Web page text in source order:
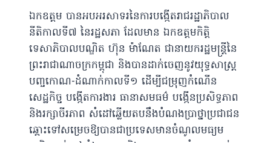
ឯកឧត្តម បានអបអរសាទរនៃការបង្កើតរាជរដ្ឋាភិបាល
នីតិកាលទី៧ នៃរដ្ឋសភា ដែលមាន ឯកឧត្តមកិត្តិ
ទេសាភិបាលបណ្ឌិត ហ៊ុន ម៉ាណែត ជានាយករដ្ឋមន្រ្តីនៃ
ព្រះរាជាណាចក្រកម្ពុជា និងបានដាក់ចេញនូវយុទ្ធសាស្រ្ត
បញ្ចកោណ-ដំណាក់កាលទី១ ដើម្បីជម្រុញកំណើន
សេដ្ឋកិច្ច បង្កើតការងារ ធានាសមធម៌ បង្កើនប្រសិទ្ធភាព
និងរក្សាចីរភាព សំដៅឆ្លើយតបនឹងបំណងប្រាថ្នាប្រជាជន
ឆ្ពោះទៅសម្រេចឱ្យបានជាប្រទេសមានចំណូលមធ្យម